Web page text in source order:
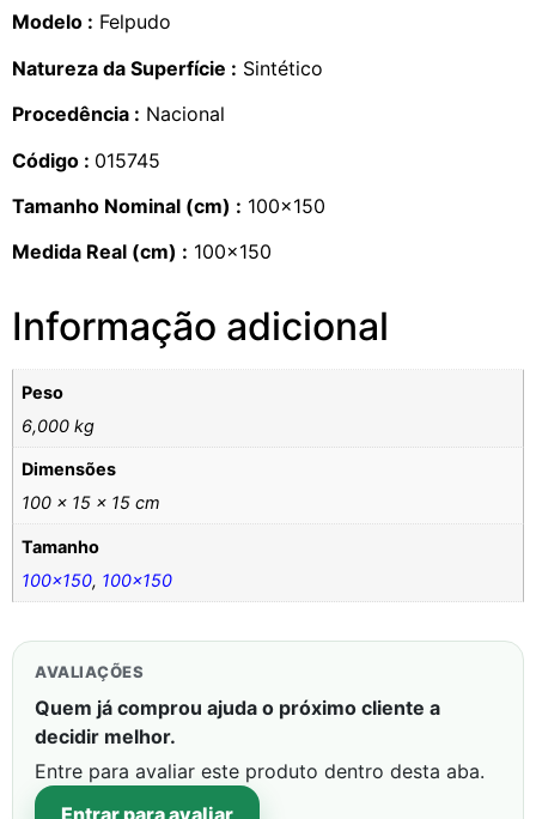
Modelo : Felpudo
Natureza da Superfície : Sintético
Procedência : Nacional
Código : 015745
Tamanho Nominal (cm) : 100×150
Medida Real (cm) : 100×150
Informação adicional
Peso
6,000 kg
Dimensões
100 × 15 × 15 cm
Tamanho
100×150, 100×150
AVALIAÇÕES
Quem já comprou ajuda o próximo cliente a
decidir melhor.
Entre para avaliar este produto dentro desta aba.
Entrar para avaliar